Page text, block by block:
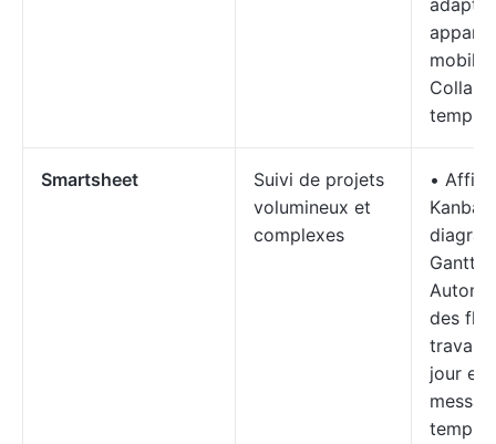
temps
Smartsheet
Suivi de projets
volumineux et
complexes
•
Gantt
des
travail
jour et
temps